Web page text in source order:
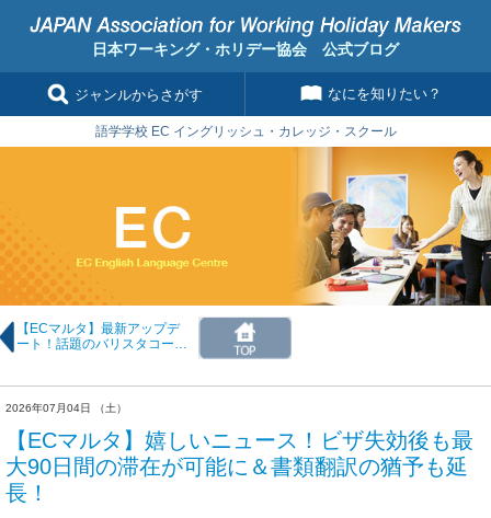
日本ワーキング・ホリデー協会 公式ブログ
ジャンルからさがす なにを知りたい？
語学学校 EC イングリッシュ・カレッジ・スクール
【ECマルタ】最新アップデ
ート！話題のバリスタコース
2026年07月04日 （土）
【ECマルタ】嬉しいニュース！ビザ失効後も最
大90日間の滞在が可能に＆書類翻訳の猶予も延
長！